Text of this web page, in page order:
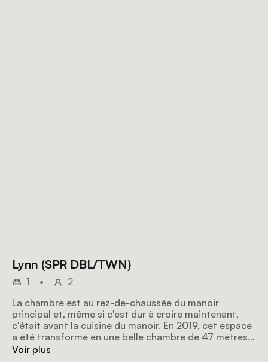
Lynn (SPR DBL/TWN)
1 •
2
La chambre est au rez-de-chaussée du manoir
principal et, même si c'est dur à croire maintenant,
c'était avant la cuisine du manoir. En 2019, cet espace
a été transformé en une belle chambre de 47 mètres
carrés avec une salle de bain super chic comprenant
Voir plus